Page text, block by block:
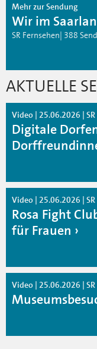
Mehr zur Sendung
Wir im
SR Fernsehen| 388
AKTUELLE
Video | 25.06.2026 | SR
Digitale
Video | 25.06.2026 | SR
Rosa Fight
für Frauen
Video | 25.06.2026 | SR